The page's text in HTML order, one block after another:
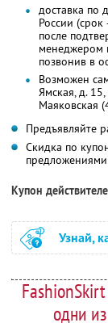
доставка по
России
после
менеджером
позвонив в
Возможен
Ямская, д.
Маяковская
Предъявляйте
Скидка по
Купон
Узнай,
одни